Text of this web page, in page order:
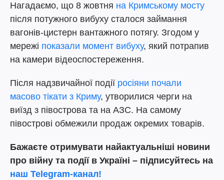
Нагадаємо, що 8 жовтня на Кримському мосту
після потужного вибуху сталося займання
вагонів-цистерн вантажного потягу. Згодом у
мережі показали момент вибуху, який потрапив
на камери відеоспостереження.
Після надзвичайної події росіяни почали
масово тікати з Криму, утворилися черги на
виїзд з півострова та на АЗС. На самому
півострові обмежили продаж окремих товарів.
Бажаєте отримувати найактуальніші новини
про війну та події в Україні – підписуйтесь на
наш Telegram-канал!